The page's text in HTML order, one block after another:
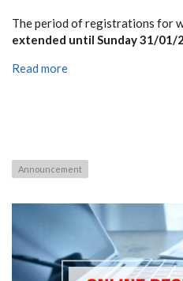
The period of registrations for
extended until Sunday 31/01/
Read more
Announcement